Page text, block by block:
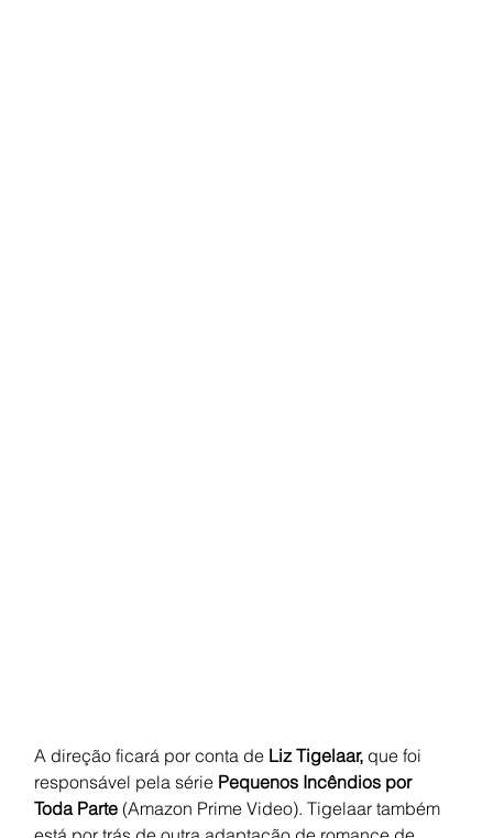
A direção ficará por conta de Liz Tigelaar, que foi
responsável pela série Pequenos Incêndios por
Toda Parte (Amazon Prime Video). Tigelaar também